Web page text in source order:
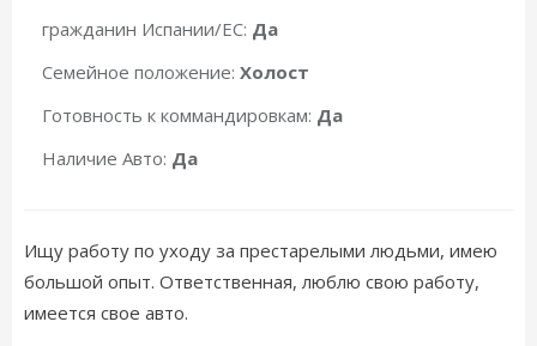
гражданин Испании/ЕС: Да
Семейное положение: Холост
Готовность к коммандировкам: Да
Наличие Авто: Да
Ищу работу по уходу за престарелыми людьми, имею
большой опыт. Ответственная, люблю свою работу,
имеется свое авто.